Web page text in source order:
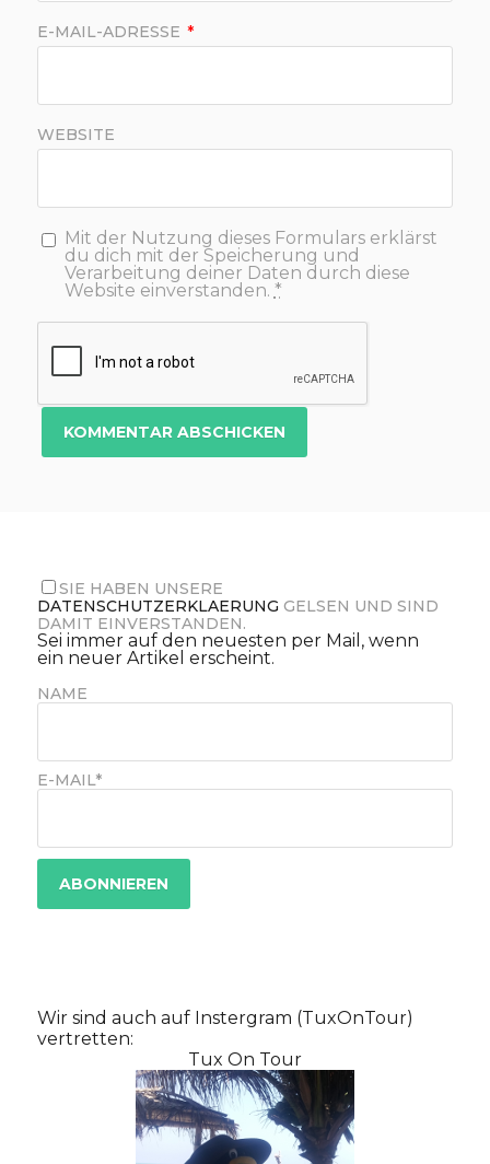
E-MAIL-ADRESSE *
WEBSITE
Mit der Nutzung dieses Formulars erklärst
du dich mit der Speicherung und
Verarbeitung deiner Daten durch diese
Website einverstanden. *
SIE HABEN UNSERE
DATENSCHUTZERKLAERUNG GELSEN UND SIND
DAMIT EINVERSTANDEN.
Sei immer auf den neuesten per Mail, wenn
ein neuer Artikel erscheint.
NAME
E-MAIL*
Wir sind auch auf Instergram (TuxOnTour)
vertretten:
Tux On Tour